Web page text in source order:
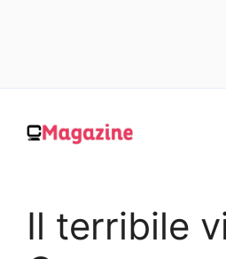
contenuto
Il terribile